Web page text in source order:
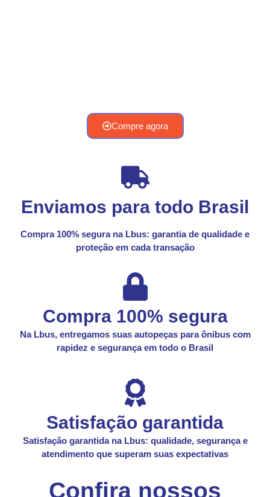
Compre agora
Enviamos para todo Brasil
Compra 100% segura na Lbus: garantia de qualidade e
proteção em cada transação
Compra 100% segura
Na Lbus, entregamos suas autopeças para ônibus com
rapidez e segurança em todo o Brasil
Satisfação garantida
Satisfação garantida na Lbus: qualidade, segurança e
atendimento que superam suas expectativas
Confira nossos